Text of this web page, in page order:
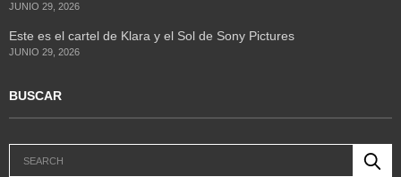
JUNIO 29, 2026
Este es el cartel de Klara y el Sol de Sony Pictures
JUNIO 29, 2026
BUSCAR